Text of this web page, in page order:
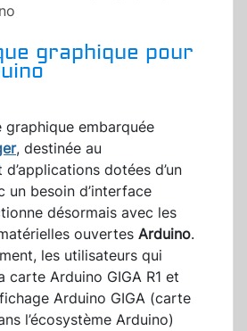
graphique pour
graphique embarquée
, destinée au
dotées d’un
un besoin d’interface
désormais avec les
ouvertes Arduino.
les utilisateurs qui
carte Arduino GIGA R1 et
Arduino GIGA (carte
l’écosystème Arduino)